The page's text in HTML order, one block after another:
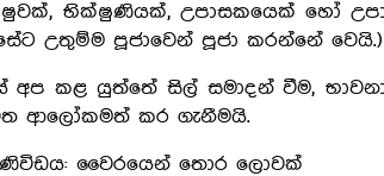
භික්ෂුණියක්, උපාසකයෙක් හෝ
උතුම්ම පූජාවෙන් පූජා කරන්නේ වෙයි.)
අප කළ යුත්තේ සිල් සමාදන් වීම,
ආලෝකමත් කර ගැනීමයි.
වෛරයෙන් තොර ලොවක්